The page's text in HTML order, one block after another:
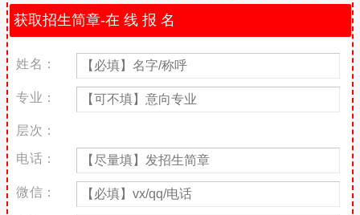
该学院是一所知名的传媒院校，知名度接近中国传媒大学，在南方
地区广受欢迎。它致力于培养传媒人才，在部分省份和直辖市是以
二本分数线进行招生，优势学科为广播影视等相关传媒专业，学生
毕业后可进入传媒相关行业工作。
武汉纺织大学
武汉纺织大学以纺织相关专业在全国知名，是湖北省目前重点打造
的一流学科建设高校，其中服装学科、设计类学科、纺织类学科的
发展潜力巨大，学生毕业后在纺织行业就业较受欢迎。
西安外国语大学
姓名：
专业：
层次：
电话：
微信：